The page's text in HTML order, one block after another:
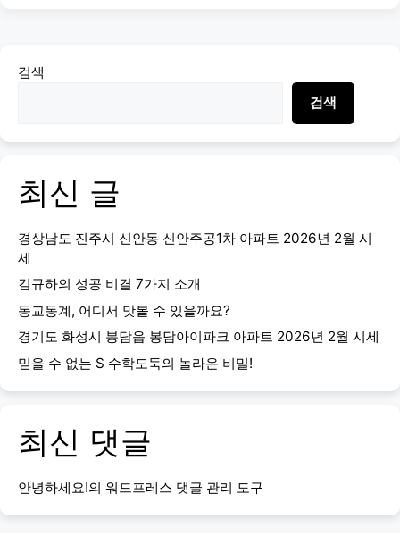
검색
검색
최신 글
경상남도 진주시 신안동 신안주공1차 아파트 2026년 2월 시
세
김규하의 성공 비결 7가지 소개
동교동계, 어디서 맛볼 수 있을까요?
경기도 화성시 봉담읍 봉담아이파크 아파트 2026년 2월 시세
믿을 수 없는 S 수학도둑의 놀라운 비밀!
최신 댓글
안녕하세요!의 워드프레스 댓글 관리 도구